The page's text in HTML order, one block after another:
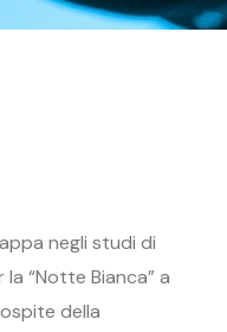
negli studi di
“Notte Bianca” a
della